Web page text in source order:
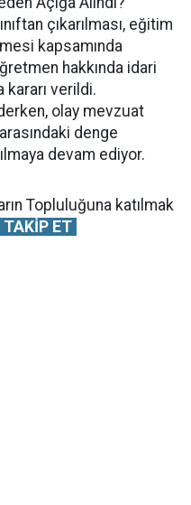
çıkarılması, eğitim
kapsamında
hakkında idari
kararı verildi.
olay mevzuat
denge
devam ediyor.
Topluluğuna katılmak
ET